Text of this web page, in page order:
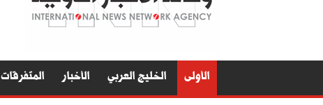
الأولى الخليج العربي الأخبار المتفرقات